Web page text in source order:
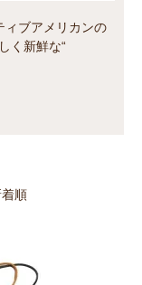
ィブアメリカンの
く新鮮な“
順